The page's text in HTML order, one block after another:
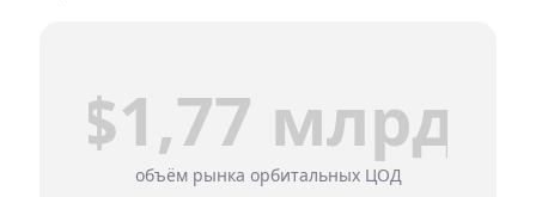
$1,77 млрд
объём рынка орбитальных ЦОД